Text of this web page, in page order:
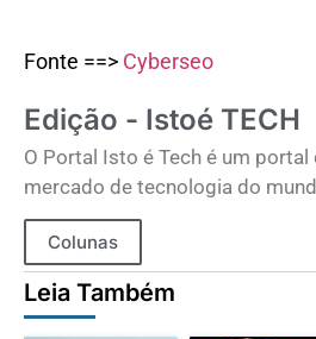
Fonte ==> Cyberseo
Edição - Istoé TECH
O Portal Isto é Tech é um
mercado de tecnologia do
Colunas
Leia Também